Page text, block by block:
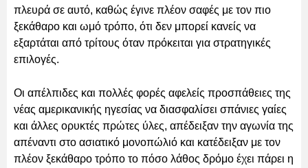
πλευρά σε αυτό, καθώς έγινε πλέον σαφές με τον πιο
ξεκάθαρο και ωμό τρόπο, ότι δεν μπορεί κανείς να
εξαρτάται από τρίτους όταν πρόκειται για στρατηγικές
επιλογές.
Οι απέλπιδες και πολλές φορές αφελείς προσπάθειες της
νέας αμερικανικής ηγεσίας να διασφαλίσει σπάνιες γαίες
και άλλες ορυκτές πρώτες ύλες, απέδειξαν την αγωνία της
απέναντι στο ασιατικό μονοπώλιό και κατέδειξαν με τον
πλέον ξεκάθαρο τρόπο το πόσο λάθος δρόμο έχει πάρει η